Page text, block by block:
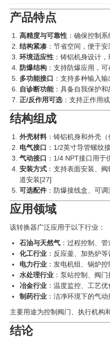
产品特点
高精度与可靠性 ：确保控制
结构紧凑 ：节省空间，便于安
环境适应性 ：铸铝机身设计
防爆结构 ：支持防爆应用，
多功能接口 ：支持多种输入
自诊断功能：具备自我保护
正/反作用可选：支持正作用
结构组成
外壳材料 ：铸铝机身和外壳
电气接口 ：1/2英寸导管螺纹
气动接口 ：1/4 NPT接口用于
安装方式 ：支持表面安装、
道安装[27]
可选配件 ：防爆接线盒、可
应用领域
该转换器广泛应用于以下行业：
石油与天然气 ：过程控制、管
化工行业 ：反应釜、加热炉等
电力行业 ：发电机组、锅炉
水处理行业 ：泵站控制、阀
冶金行业 ：温度监控、工艺优
制药行业 ：洁净环境下的气动
主要用途为控制阀门、执行机构
结论